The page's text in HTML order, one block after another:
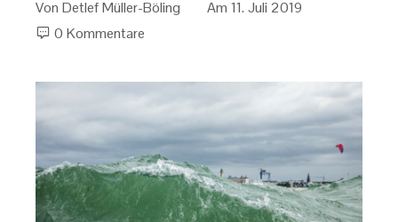
Von Detlef Müller-Böling Am 11. Juli 2019
0 Kommentare